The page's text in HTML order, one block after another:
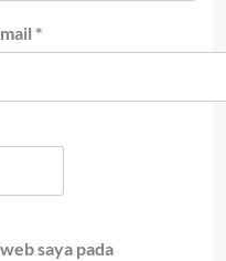
*
saya pada